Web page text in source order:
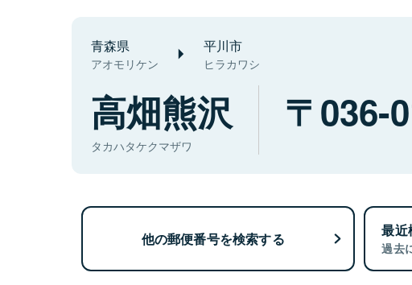
青森県
アオモリケン
平川市
ヒラカワシ
高畑熊沢
タカハタケクマザワ
036-
他の郵便番号を検索する 最近
過去